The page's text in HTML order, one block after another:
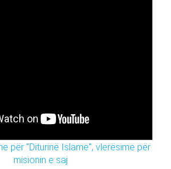
për "Diturinë Islame", vlerësime për
misionin e saj